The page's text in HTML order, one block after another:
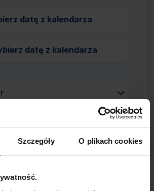
Szczegóły O plikach cookies
datę z kalendarza
datę z kalendarza